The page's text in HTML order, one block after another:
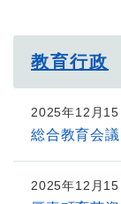
教育行政
2025年12月15
総合教育会
2025年12月15